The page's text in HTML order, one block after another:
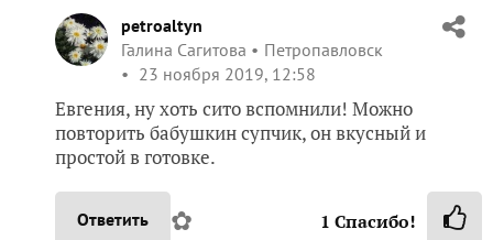
petroaltyn
Галина Сагитова
Петропавловск
23 ноября 2019, 12:58
Евгения, ну хоть сито вспомнили! Можно
повторить бабушкин супчик, он вкусный и
простой в готовке.
Ответить ✿ 1 Спасибо!